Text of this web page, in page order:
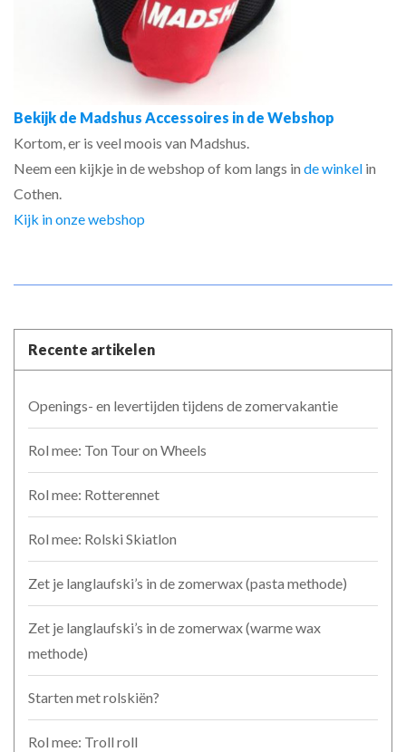
Bekijk de Madshus Accessoires in de Webshop
Kortom, er is veel moois van Madshus.
Neem een kijkje in de webshop of kom langs in de winkel in
Cothen.
Kijk in onze webshop
Recente artikelen
Openings- en levertijden tijdens de zomervakantie
Rol mee: Ton Tour on Wheels
Rol mee: Rotterennet
Rol mee: Rolski Skiatlon
Zet je langlaufski’s in de zomerwax (pasta methode)
Zet je langlaufski’s in de zomerwax (warme wax
methode)
Starten met rolskiën?
Rol mee: Troll roll